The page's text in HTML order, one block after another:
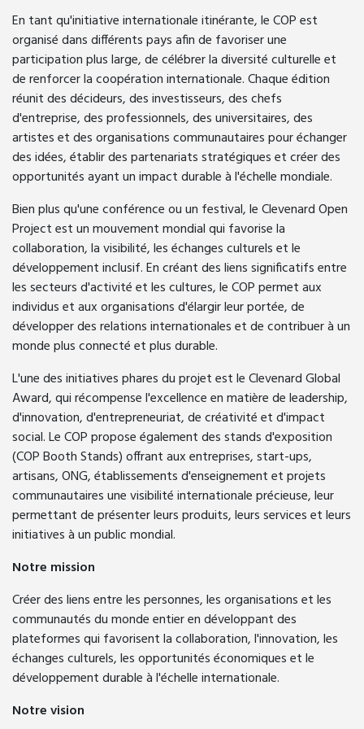
En tant qu'initiative internationale itinérante, le COP est
organisé dans différents pays afin de favoriser une
participation plus large, de célébrer la diversité culturelle et
de renforcer la coopération internationale. Chaque édition
réunit des décideurs, des investisseurs, des chefs
d'entreprise, des professionnels, des universitaires, des
artistes et des organisations communautaires pour échanger
des idées, établir des partenariats stratégiques et créer des
opportunités ayant un impact durable à l'échelle mondiale.
Bien plus qu'une conférence ou un festival, le Clevenard Open
Project est un mouvement mondial qui favorise la
collaboration, la visibilité, les échanges culturels et le
développement inclusif. En créant des liens significatifs entre
les secteurs d'activité et les cultures, le COP permet aux
individus et aux organisations d'élargir leur portée, de
développer des relations internationales et de contribuer à un
monde plus connecté et plus durable.
L'une des initiatives phares du projet est le Clevenard Global
Award, qui récompense l'excellence en matière de leadership,
d'innovation, d'entrepreneuriat, de créativité et d'impact
social. Le COP propose également des stands d'exposition
(COP Booth Stands) offrant aux entreprises, start-ups,
artisans, ONG, établissements d'enseignement et projets
communautaires une visibilité internationale précieuse, leur
permettant de présenter leurs produits, leurs services et leurs
initiatives à un public mondial.
Notre mission
Créer des liens entre les personnes, les organisations et les
communautés du monde entier en développant des
plateformes qui favorisent la collaboration, l'innovation, les
échanges culturels, les opportunités économiques et le
développement durable à l'échelle internationale.
Notre vision